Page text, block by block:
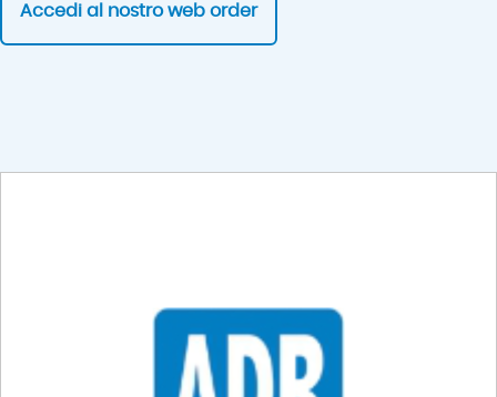
Accedi al nostro web order